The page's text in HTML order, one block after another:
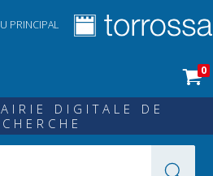
PRINCIPAL
0
DIGITALE DE